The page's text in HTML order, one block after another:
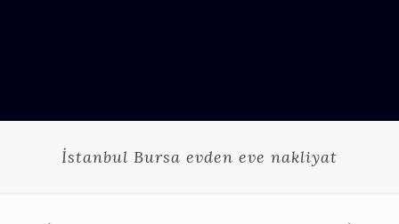
İstanbul Bursa evden eve nakliyat